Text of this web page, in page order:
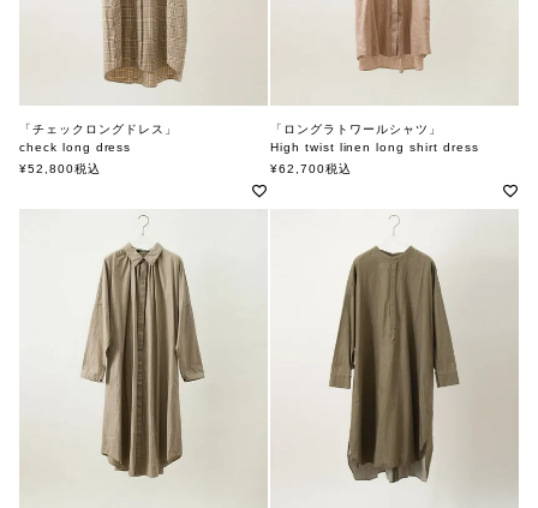
「チェックロングドレス」
check long dress
Ataraxia アタラクシア
¥52,800税込
「ロングラトワールシャツ」
High twist linen long shirt dress
Ataraxia アタラクシア
¥62,700税込